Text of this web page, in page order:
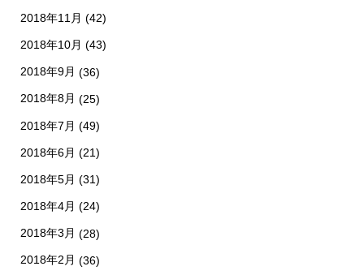
2018年11月 (42)
2018年10月 (43)
2018年9月 (36)
2018年8月 (25)
2018年7月 (49)
2018年6月 (21)
2018年5月 (31)
2018年4月 (24)
2018年3月 (28)
2018年2月 (36)